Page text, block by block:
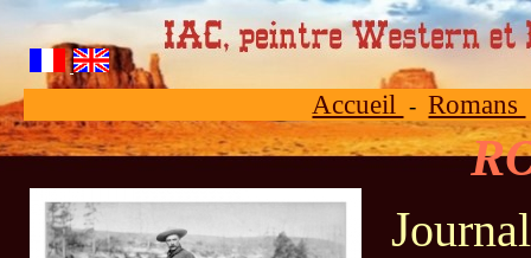
Accueil - Romans
Journaliste pour des magazines